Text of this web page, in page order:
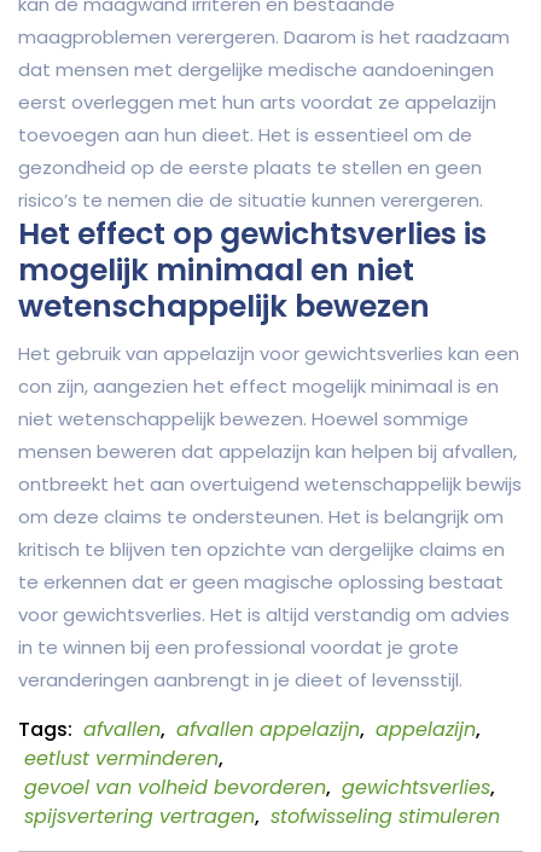
maagproblemen verergeren. Daarom is het raadzaam
dat mensen met dergelijke medische aandoeningen
eerst overleggen met hun arts voordat ze appelazijn
toevoegen aan hun dieet. Het is essentieel om de
gezondheid op de eerste plaats te stellen en geen
risico’s te nemen die de situatie kunnen verergeren.
Het effect op gewichtsverlies is
mogelijk minimaal en niet
wetenschappelijk bewezen
Het gebruik van appelazijn voor gewichtsverlies kan een
con zijn, aangezien het effect mogelijk minimaal is en
niet wetenschappelijk bewezen. Hoewel sommige
mensen beweren dat appelazijn kan helpen bij afvallen,
ontbreekt het aan overtuigend wetenschappelijk bewijs
om deze claims te ondersteunen. Het is belangrijk om
kritisch te blijven ten opzichte van dergelijke claims en
te erkennen dat er geen magische oplossing bestaat
voor gewichtsverlies. Het is altijd verstandig om advies
in te winnen bij een professional voordat je grote
veranderingen aanbrengt in je dieet of levensstijl.
Tags: afvallen, afvallen appelazijn, appelazijn,
eetlust verminderen,
gevoel van volheid bevorderen, gewichtsverlies,
spijsvertering vertragen, stofwisseling stimuleren